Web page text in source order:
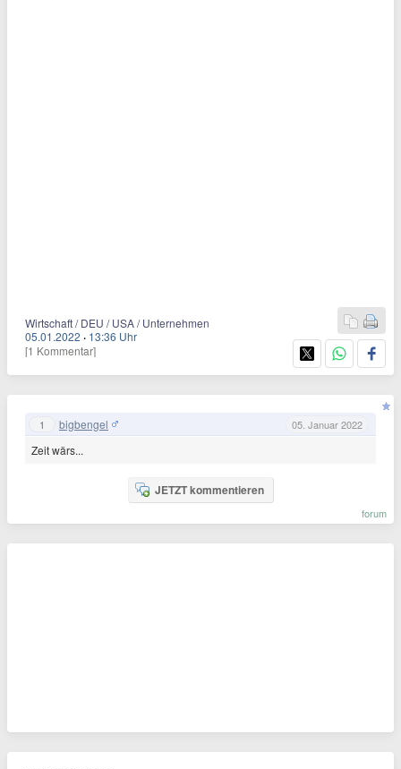
Wirtschaft / DEU / USA / Unternehmen
05.01.2022 · 13:36 Uhr
[1 Kommentar]
1 bigbengel 05. Januar 2022
Zeit wärs...
JETZT kommentieren
forum